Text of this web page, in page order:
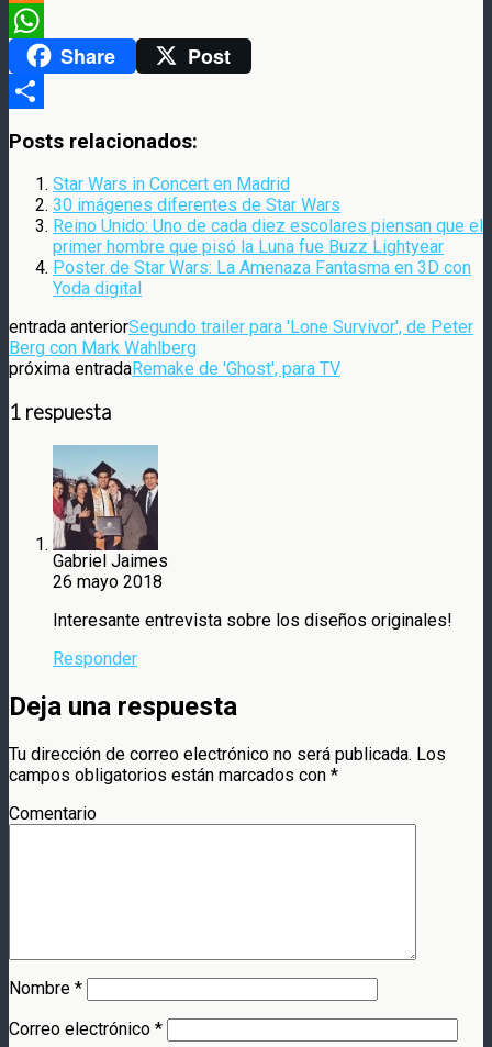
Meneame
WhatsAppShare Post
Posts relacionados:
Star Wars in Concert en Madrid
30 imágenes diferentes de Star Wars
Reino Unido: Uno de cada diez escolares piensan que el
primer hombre que pisó la Luna fue Buzz Lightyear
Poster de Star Wars: La Amenaza Fantasma en 3D con
Yoda digital
entrada anteriorSegundo trailer para 'Lone Survivor', de Peter
Berg con Mark Wahlberg
próxima entradaRemake de 'Ghost', para TV
1 respuesta
Gabriel Jaimes
26 mayo 2018
Interesante entrevista sobre los diseños originales!
Responder
Deja una respuesta
Tu dirección de correo electrónico no será publicada. Los
campos obligatorios están marcados con *
Comentario
Nombre *
Correo electrónico *